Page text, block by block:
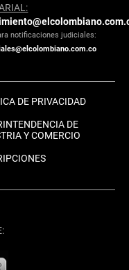
notificaciones judiciales:
DE PRIVACIDAD
DE
Y COMERCIO